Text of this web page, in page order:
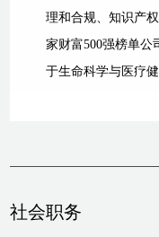
理和合规、知识产
家财富500强榜单公
于生命科学与医疗
社会职务